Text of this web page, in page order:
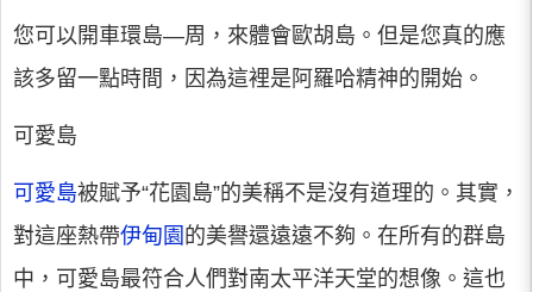
您可以開車環島—周，來體會歐胡島。但是您真的應
該多留一點時間，因為這裡是阿羅哈精神的開始。
可愛島
可愛島被賦予“花園島”的美稱不是沒有道理的。其實，
對這座熱帶伊甸園 的美譽還遠遠不夠。在所有的群島
中，可愛島最符合人們對南太平洋天堂的想像。這也